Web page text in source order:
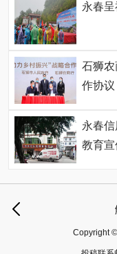
永春
石狮
作协
永春信
教育
Copyright